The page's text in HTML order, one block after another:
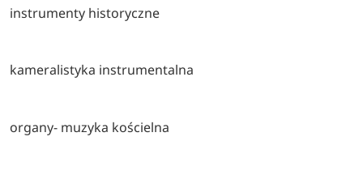
instrumenty historyczne
kameralistyka instrumentalna
organy- muzyka kościelna